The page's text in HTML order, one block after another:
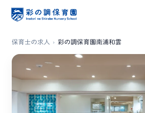
保育士の求人 › 彩の調保育園南浦和雲